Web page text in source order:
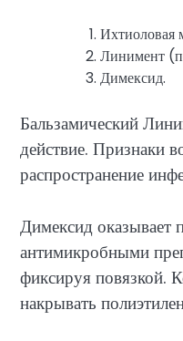
Ихтиоловая
Линимент
Димексид.
Бальзамический
действие. Признаки
распространение
Димексид оказывает
антимикробными
фиксируя повязкой.
накрывать